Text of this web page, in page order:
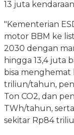
13 juta
"Kementerian
motor BBM ke
2030 dengan
hingga 13,4 juta
bisa menghemat
triliun/tahun,
Ton CO2, dan
TWh/tahun,
sekitar Rp84